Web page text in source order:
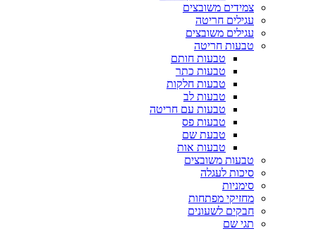
צמידים משובצים
עגילים חריטה
עגילים משובצים
טבעות חריטה
טבעות חותם
טבעות כתר
טבעות חלקות
טבעות לב
טבעות עם חריטה
טבעות פס
טבעת שם
טבעות אות
טבעות משובצים
סיכות לעגלה
סימניות
מחזיקי מפתחות
חבקים לשעונים
תגי שם